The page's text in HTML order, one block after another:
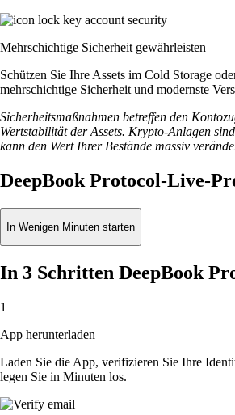
Mehrschichtige Sicherheit gewährleisten
Schützen Sie Ihre Assets im Cold Storage
mehrschichtige Sicherheit und modernste
Sicherheitsmaßnahmen betreffen den
Wertstabilität der Assets. Krypto-Anlagen
kann den Wert Ihrer Bestände massiv
DeepBook Protocol-Live-
In Wenigen Minuten starten
In 3 Schritten DeepBook
1
App herunterladen
Laden Sie die App, verifizieren Sie Ihre
legen Sie in Minuten los.